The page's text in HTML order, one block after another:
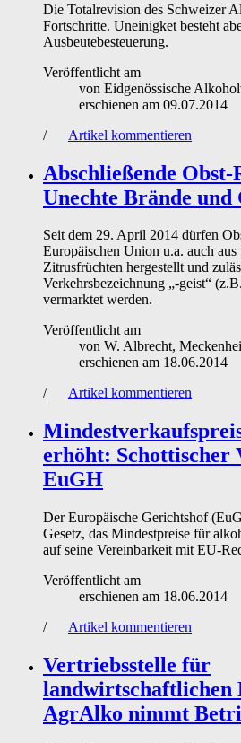
Die Totalrevision des Schweizer
Fortschritte. Uneinigket besteht
Ausbeutebesteuerung.
Veröffentlicht am
von Eidgenössische
erschienen am 09.07.2014
/
Artikel kommentieren
Abschließende
Unechte Brände und
Seit dem 29. April 2014 dürfen
Europäischen Union u.a. auch aus
Zitrusfrüchten hergestellt und
Verkehrsbezeichnung „-geist“
vermarktet werden.
Veröffentlicht am
von W. Albrecht,
erschienen am 18.06.2014
/
Artikel kommentieren
erhöht: Schottischer
EuGH
Der Europäische Gerichtshof
Gesetz, das Mindestpreise für
auf seine Vereinbarkeit mit EU-
Veröffentlicht am
erschienen am 18.06.2014
/
Artikel kommentieren
Vertriebsstelle für
landwirtschaftlichen
AgrAlko nimmt